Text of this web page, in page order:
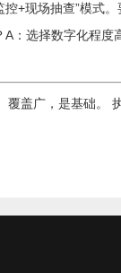
控+现场抽查”模式
A：选择数字化程度
盖广，是基础。